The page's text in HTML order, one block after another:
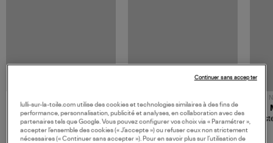
480,00 €
JEROME DREYFUSS
Sac Bobi S Cuir Lamé
Champagne
189,00 €
TORAL
Mocassins Killian Sport
Mousse
lulli-sur-la-toile.com utilise des cookies et technologies similaires à des fins de
performance, personnalisation, publicité et analyses, en collaboration avec des
partenaires tels que Google. Vous pouvez configurer vos choix via « Paramétrer »,
accepter l’ensemble des cookies (« J’accepte ») ou refuser ceux non strictement
nécessaires (« Continuer sans accepter »). Pour en savoir plus sur l’utilisation de
Continuer sans accepter